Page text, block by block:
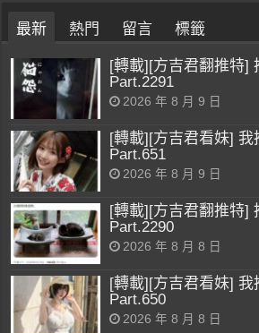
最新 熱門 留言 標籤
[轉載][方吉君翻推特]
Part.2291
2026 年 8 月 9 日
[轉載][方吉君看妹] 我
Part.651
2026 年 8 月 9 日
[轉載][方吉君翻推特]
Part.2290
2026 年 8 月 8 日
[轉載][方吉君看妹] 我
Part.650
2026 年 8 月 8 日